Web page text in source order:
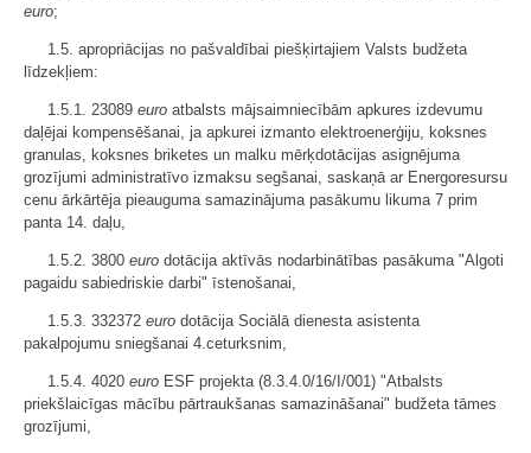
euro;
1.5. apropriācijas no pašvaldībai piešķirtajiem Valsts budžeta
līdzekļiem:
1.5.1. 23089 euro atbalsts mājsaimniecībām apkures izdevumu
daļējai kompensēšanai, ja apkurei izmanto elektroenerģiju, koksnes
granulas, koksnes briketes un malku mērķdotācijas asignējuma
grozījumi administratīvo izmaksu segšanai, saskaņā ar Energoresursu
cenu ārkārtēja pieauguma samazinājuma pasākumu likuma 7 prim
panta 14. daļu,
1.5.2. 3800 euro dotācija aktīvās nodarbinātības pasākuma "Algoti
pagaidu sabiedriskie darbi" īstenošanai,
1.5.3. 332372 euro dotācija Sociālā dienesta asistenta
pakalpojumu sniegšanai 4.ceturksnim,
1.5.4. 4020 euro ESF projekta (8.3.4.0/16/I/001) "Atbalsts
priekšlaicīgas mācību pārtraukšanas samazināšanai" budžeta tāmes
grozījumi,